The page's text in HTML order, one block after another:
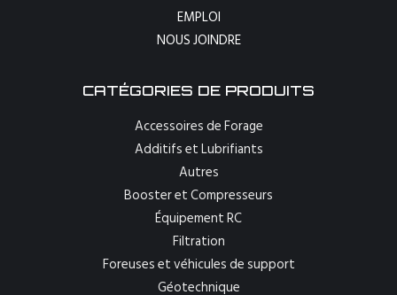
EMPLOI
NOUS JOINDRE
CATÉGORIES DE PRODUITS
Accessoires de Forage
Additifs et Lubrifiants
Autres
Booster et Compresseurs
Équipement RC
Filtration
Foreuses et véhicules de support
Géotechnique